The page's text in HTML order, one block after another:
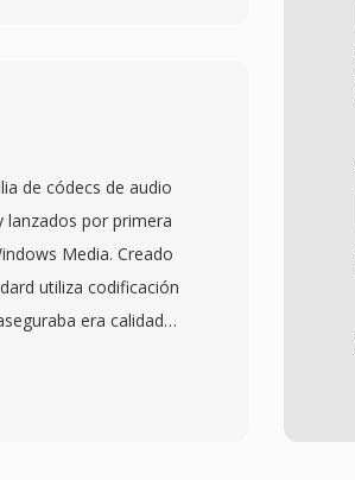
10, basado en
streaming
almacenamiento en
de
apogeo, RealPlayer
y emisoras como
sus transmisiones en
de códecs de audio
por primera
Media. Creado
utiliza codificación
era calidad
64 kbps —